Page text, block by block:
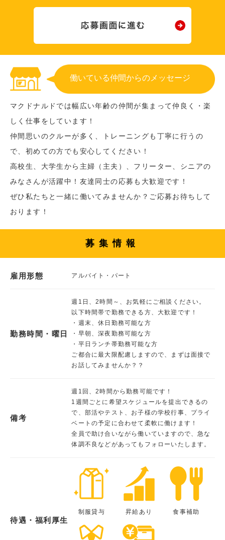
働いている仲間からのメッセージ
マクドナルドでは幅広い年齢の仲間が集まって仲良く・楽
しく仕事をしています！
仲間思いのクルーが多く、トレーニングも丁寧に行うの
で、初めての方でも安心してください！
高校生、大学生から主婦（主夫）、フリーター、シニアの
みなさんが活躍中！友達同士の応募も大歓迎です！
ぜひ私たちと一緒に働いてみませんか？ご応募お待ちして
おります！
募集情報
雇用形態 アルバイト・パート
勤務時間・曜日
週1日、2時間～、お気軽にご相談ください。
以下時間帯で勤務できる方、大歓迎です！
・週末、休日勤務可能な方
・早朝、深夜勤務可能な方
・平日ランチ帯勤務可能な方
ご都合に最大限配慮しますので、まずは面接で
お話してみませんか？？
備考
週1回、2時間から勤務可能です！
1週間ごとに希望スケジュールを提出できるの
で、部活やテスト、お子様の学校行事、プライ
ベートの予定に合わせて柔軟に働けます！
全員で助け合いながら働いていますので、急な
体調不良などがあってもフォローいたします。
待遇・福利厚生
制服貸与 昇給あり 食事補助